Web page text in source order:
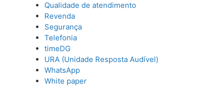
Qualidade de atendimento
Revenda
Segurança
Telefonia
timeDG
URA (Unidade Resposta Audível)
WhatsApp
White paper